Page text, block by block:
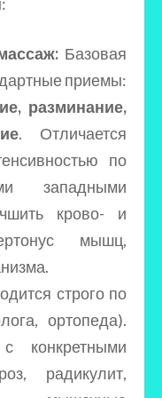
Базовая
приемы:
разминание,
. Отличается
по
западными
крово- и
мышц,
строго по
ортопеда).
конкретными
радикулит,